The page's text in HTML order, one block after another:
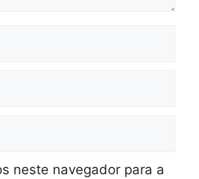
neste navegador para a